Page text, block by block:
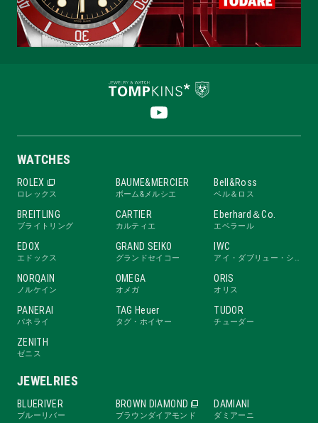
WATCHES
ROLEX
ロレックス
BAUME&MERCIER
ボーム&メルシエ
Bell&Ross
ベル＆ロス
BREITLING
ブライトリング
CARTIER
カルティエ
Eberhard＆Co.
エベラール
EDOX
エドックス
GRAND SEIKO
グランドセイコー
IWC
アイ・ダブリュー・シー
NORQAIN
ノルケイン
OMEGA
オメガ
ORIS
オリス
PANERAI
パネライ
TAG Heuer
タグ・ホイヤー
TUDOR
チューダー
ZENITH
ゼニス
JEWELRIES
BLUERIVER
ブルーリバー
BROWN DIAMOND
ブラウンダイアモンド
DAMIANI
ダミアーニ